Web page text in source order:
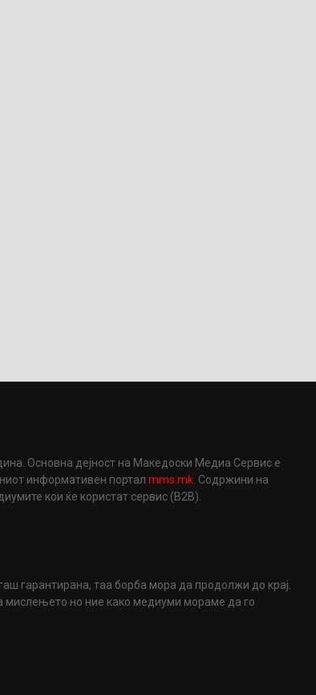
Основна дејност на Македоски Медиа Сервис е
информативен порталmms.mk. Содржини на
кои ќе користат сервис (B2B).
гарантирана, таа борба мора да продолжи до крај.
мислењето но ние како медиуми мораме да го